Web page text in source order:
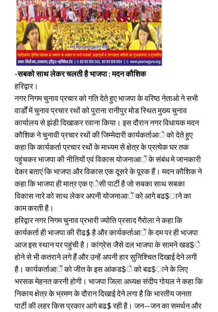
-सबको साथ लेकर चलती है भाजपा : मदन कौशिक
हरिद्वार।
नगर निगम चुनाव प्रचार को गति देते हुए भाजपा के वरिष्ठ नेताओ ने सभी
वार्डों में चुनाव प्रचार रथों को पुराना रानीपुर मोड स्थित मुख्य चुनाव
कार्यालय से झंडी दिखाकर रवाना किया। इस दौरान नगर विधायक मदन
कौशिक ने चुनावी प्रचार रथों की जिम्मेदारी कार्यकर्ताआे को देते हुए
कहा कि कार्यकर्ता प्रचार रथों के माध्यम से क्षेत्र के प्रत्येक घर तक
पहुंचकर भाजपा की नीतियों एवं विकास योजनाआें के संबंध मे जानकारी
देकर बताएं कि भाजपा और विकास एक दूसरे के पूरक हैं। मदन कौशिक ने
कहा कि भाजपा ही मात्र एक एेसी पार्टी है जो सबका साथ सबका
विकास नारे को साथ लेकर अपनी योजनाआें को आगे बढ$ाने का
काम करती है।
हरिद्वार नगर निगम चुनाव प्रभारी ज्योति प्रसाद गैरोला ने कहा कि
कार्यकर्ता ही भाजपा की रीढ$ है और कार्यकर्ताआें के दम पर ही भाजपा
आज इस स्थान पर पहुंची है। कांग्रेस जैसे दल भाजपा के सामने खड$े
होने से भी कतराने लगे हैं और उन्हें अपनी हार सुनिश्चित दिखाई देने लगी
है। कार्यकर्ताआें को जीत के इस आंकड$े को बढ$ाने के लिए
भरसक मेहनत करनी होगी। भाजपा जिला अध्यक्ष संदीप गोयल ने कहा कि
निकाय क्षेत्र के भ्रमण के दौरान दिखाई देने लगा है कि भारतीय जनता
पार्टी की लहर किस प्रकार आगे बढ$ रही है। जन—जन का समर्थन और